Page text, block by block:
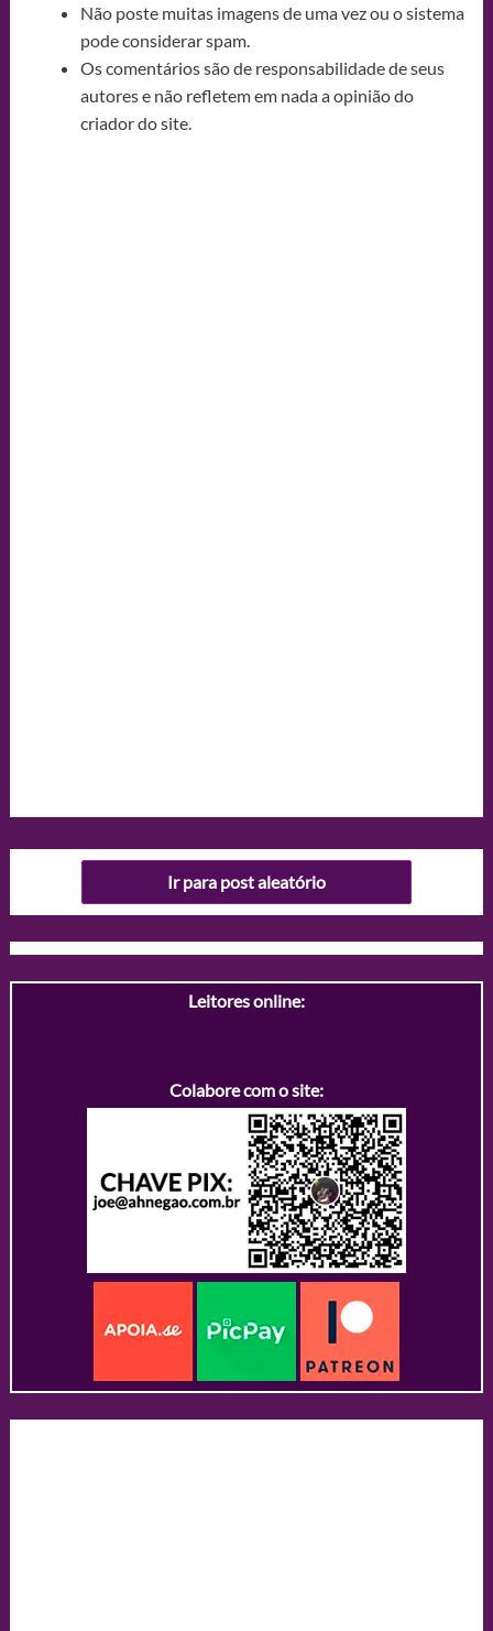
Não poste muitas imagens de uma vez ou o sistema
pode considerar spam.
Os comentários são de responsabilidade de seus
autores e não refletem em nada a opinião do
criador do site.
Ir para post aleatório
Leitores online:
Colabore com o site: